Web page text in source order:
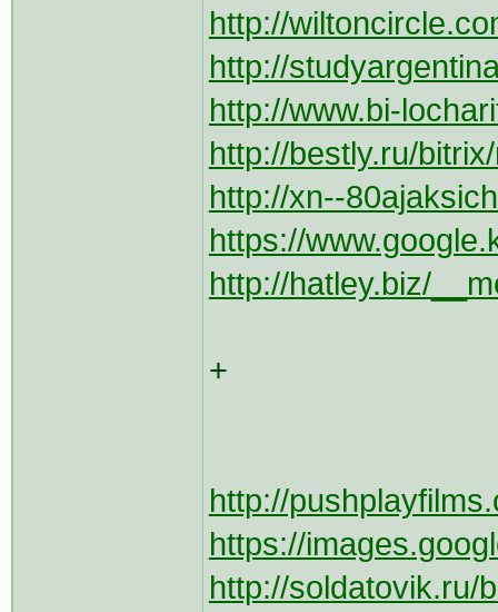
http://
http://
http://www.bi-
http://bestly.ru/
http://xn--
https://
http://hatley.biz/
+
http://
https://
http://soldatovik.ru/